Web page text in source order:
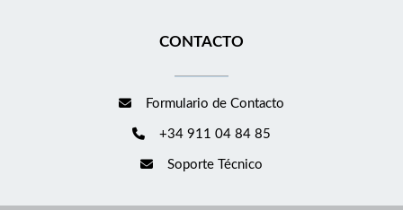
CONTACTO
Formulario de Contacto
+34 911 04 84 85
Soporte Técnico